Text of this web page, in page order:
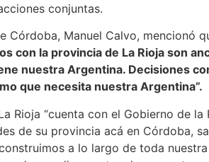
conjuntas.
Córdoba, Manuel Calvo, mencionó
con la provincia de La Rioja son
nuestra Argentina. Decisiones
que necesita nuestra Argentina”.
Rioja “cuenta con el Gobierno de
de su provincia acá en Córdoba,
a lo largo de toda